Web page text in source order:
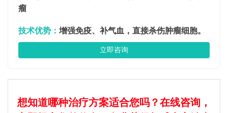
瘤
技术优势： 增强免疫、补气血，直接杀伤肿瘤细胞。
立即咨询
想知道哪种治疗方案适合您吗？在线咨询，